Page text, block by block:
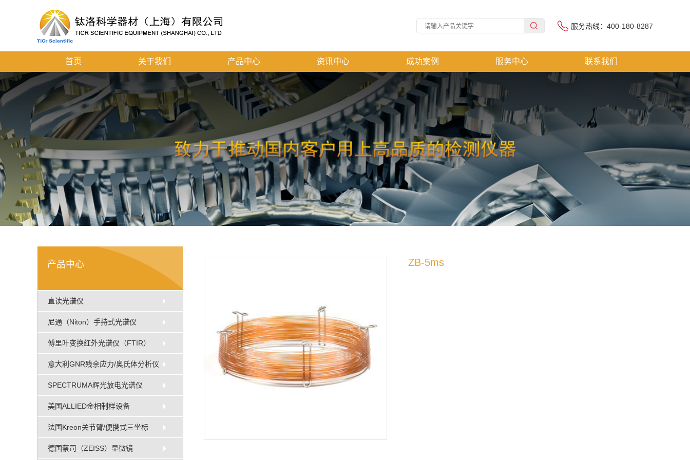
服务热线：400-180-8287
首页 关于我们 产品中心 资讯中心 成功案例 服务中心 联系我们
产品中心
直读光谱仪
尼通（Niton）手持式光谱仪
傅里叶变换红外光谱仪（FTIR）
意大利GNR残余应力/奥氏体分析仪
SPECTRUMA辉光放电光谱仪
美国ALLIED金相制样设备
法国Kreon关节臂/便携式三坐标
德国蔡司（ZEISS）显微镜
ZB-5ms